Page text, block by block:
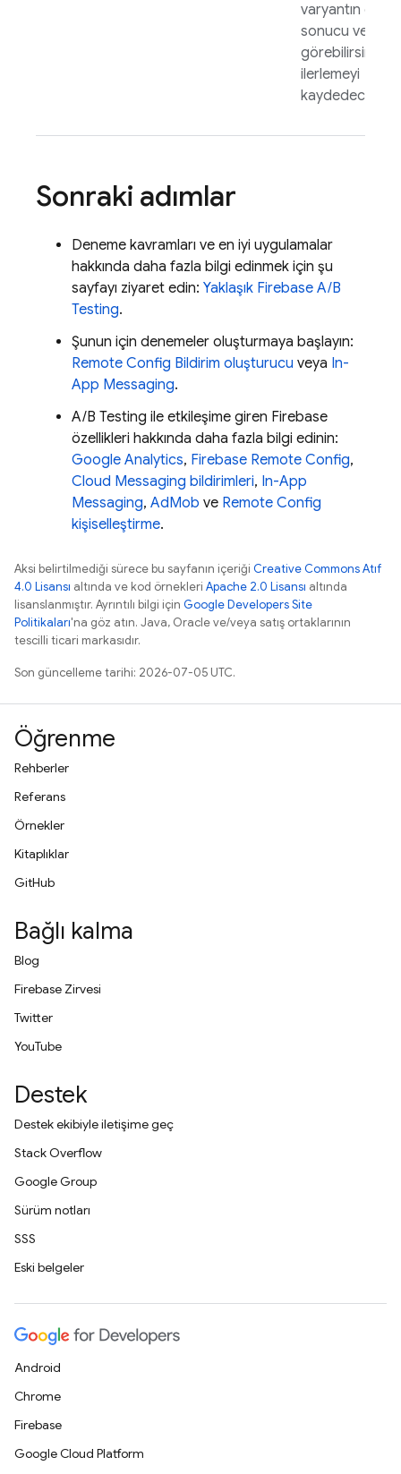
varyantın en iyi
sonucu
görebilirsiniz.
ilerlemeyi
Sonraki adımlar
Deneme kavramları ve en iyi uygulamalar
hakkında daha fazla bilgi edinmek için şu
sayfayı ziyaret edin: Yaklaşık Firebase A/B
Testing.
Şunun için denemeler oluşturmaya başlayın:
Remote Config Bildirim oluşturucu veya In-
App Messaging.
A/B Testing ile etkileşime giren Firebase
özellikleri hakkında daha fazla bilgi edinin:
Google Analytics, Firebase Remote Config,
Cloud Messaging bildirimleri, In-App
Messaging, AdMob ve Remote Config
kişiselleştirme.
Aksi belirtilmediği sürece bu sayfanın içeriği Creative Commons Atıf
4.0 Lisansı altında ve kod örnekleri Apache 2.0 Lisansı altında
lisanslanmıştır. Ayrıntılı bilgi için Google Developers Site
Politikaları'na göz atın. Java, Oracle ve/veya satış ortaklarının
tescilli ticari markasıdır.
Son güncelleme tarihi: 2026-07-05 UTC.
Öğrenme
Rehberler
Referans
Örnekler
Kitaplıklar
GitHub
Bağlı kalma
Blog
Firebase Zirvesi
Twitter
YouTube
Destek
Destek ekibiyle iletişime geç
Stack Overflow
Google Group
Sürüm notları
SSS
Eski belgeler
Android
Chrome
Firebase
Google Cloud Platform